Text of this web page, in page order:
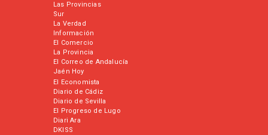
Las Provincias
Sur
La Verdad
Información
El Comercio
La Provincia
El Correo de Andalucía
Jaén Hoy
El Economista
Diario de Cádiz
Diario de Sevilla
El Progreso de Lugo
Diari Ara
DKISS